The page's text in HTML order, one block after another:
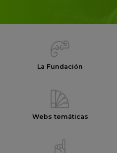
La Fundación
Webs temáticas